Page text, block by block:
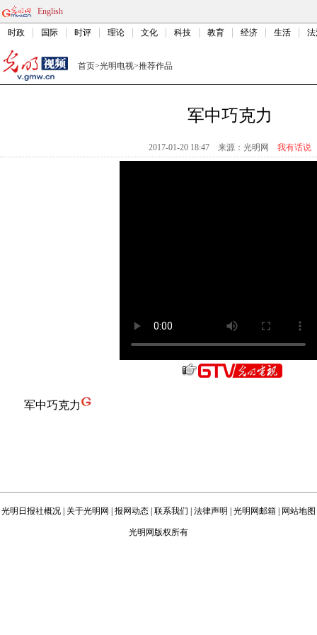
English
时政 国际 时评 理论 文化 科技 教育 经济 生活
首页>光明电视>推荐作品
军中巧克力
2017-01-20 18:47 来源： 光明网 我有话说
军中巧克力
光明日报社概况 关于光明网 报网动态 联系我们 法律声明 光明网邮箱 网站地图
光明网版权所有